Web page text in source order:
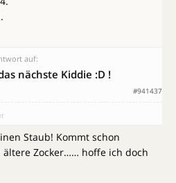
auf:
nächste Kiddie :D !
#941437
Staub! Kommt schon
Zocker…… hoffe ich doch